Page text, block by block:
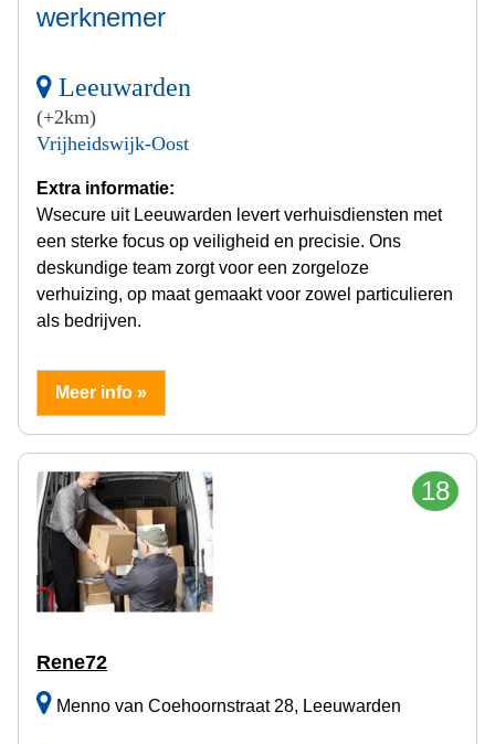
werknemer
Leeuwarden
(+2km)
Vrijheidswijk-Oost
Extra informatie:
Wsecure uit Leeuwarden levert verhuisdiensten met
een sterke focus op veiligheid en precisie. Ons
deskundige team zorgt voor een zorgeloze
verhuizing, op maat gemaakt voor zowel particulieren
als bedrijven.
Meer info »
18
Rene72
Menno van Coehoornstraat 28, Leeuwarden